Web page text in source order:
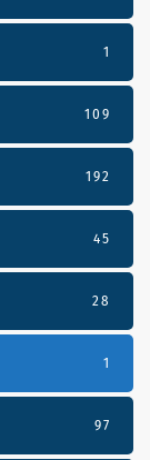
1
109
192
45
28
1
97